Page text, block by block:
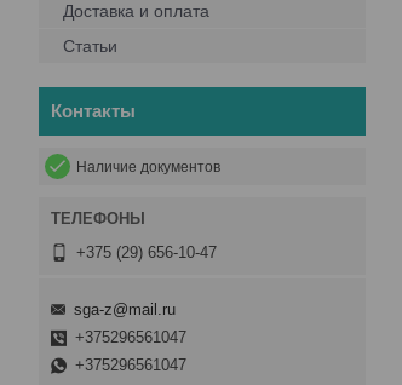
Доставка и оплата
Статьи
Контакты
Наличие документов
+375 (29) 656-10-47
sga-z@mail.ru
+375296561047
+375296561047